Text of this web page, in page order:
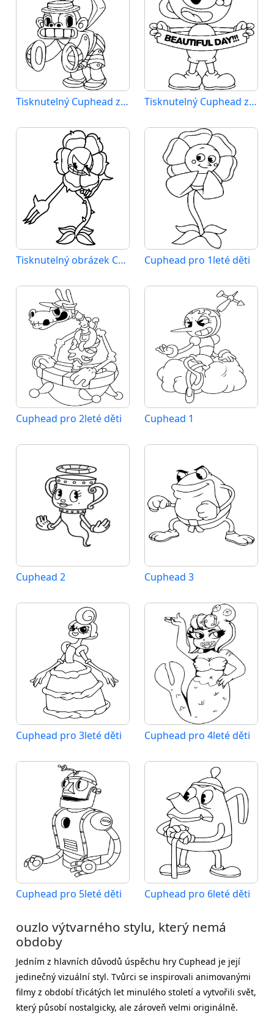
Tisknutelný Cuphead zadarmo Tisknutelný Cuphead zdarma
Tisknutelný obrázek Cupheada Cuphead pro 1leté děti
Cuphead pro 2leté děti Cuphead 1
Cuphead 2 Cuphead 3
Cuphead pro 3leté děti Cuphead pro 4leté děti
Cuphead pro 5leté děti Cuphead pro 6leté děti
ouzlo výtvarného stylu, který nemá
obdoby
Jedním z hlavních důvodů úspěchu hry Cuphead je její
jedinečný vizuální styl. Tvůrci se inspirovali animovanými
filmy z období třicátých let minulého století a vytvořili svět,
který působí nostalgicky, ale zároveň velmi originálně.